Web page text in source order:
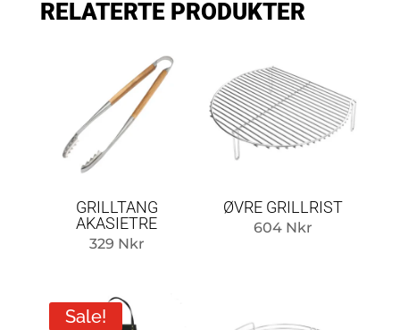
RELATERTE PRODUKTER
GRILLTANG
AKASIETRE
329 Nkr
ØVRE GRILLRIST
604 Nkr
Sale!